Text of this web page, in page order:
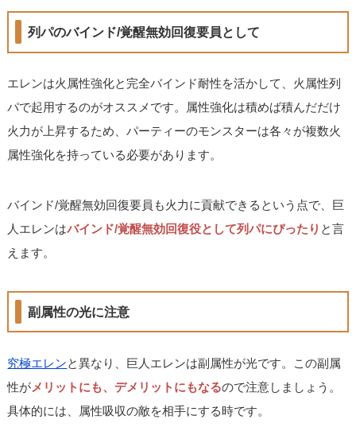
列パのバインド/覚醒無効回復要員として
エレンは火属性強化と完全バインド耐性を活かして、火属性列
パで起用するのがオススメです。属性強化は積めば積んだだけ
火力が上昇するため、パーティーのモンスターは各々が複数火
属性強化を持っている必要があります。
バインド/覚醒無効回復要員も火力に貢献できるという点で、巨
人エレンはバインド/覚醒無効回復役として列パにぴったり と言
えます。
副属性の光に注意
究極エレンと異なり、巨人エレンは副属性が光です。この副属
性がメリットにも、デメリットにもなるので注意しましょう。
具体的には、属性吸収の敵を相手にする時です。